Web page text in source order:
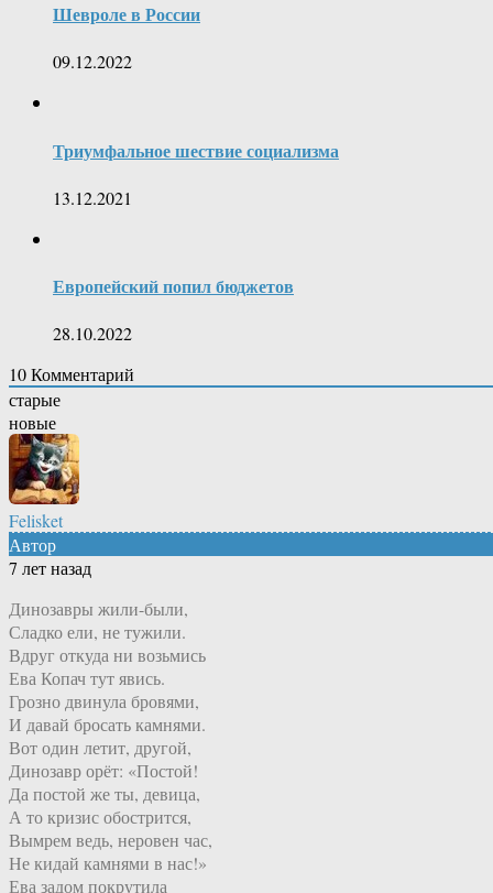
Шевроле в России
09.12.2022
Триумфальное шествие социализма
13.12.2021
Европейский попил бюджетов
28.10.2022
10Комментарий
старые
новые
Felisket
Автор
7 лет назад
Динозавры жили-были,
Сладко ели, не тужили.
Вдруг откуда ни возьмись
Ева Копач тут явись.
Грозно двинула бровями,
И давай бросать камнями.
Вот один летит, другой,
Динозавр орёт: «Постой!
Да постой же ты, девица,
А то кризис обострится,
Вымрем ведь, неровен час,
Не кидай камнями в нас!»
Ева задом покрутила